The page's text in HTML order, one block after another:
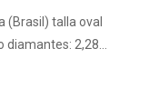
(Brasil) talla oval
2,28…